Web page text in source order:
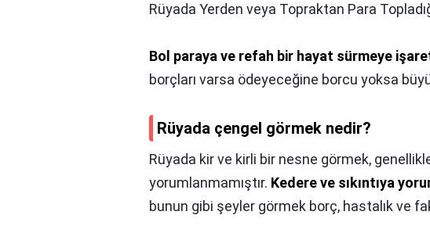
Rüyada Yerden veya Topraktan Para
Bol paraya ve refah bir hayat sürmeye
borçları varsa ödeyeceğine borcu yoksa
Rüyada çengel görmek nedir?
Rüyada kir ve kirli bir nesne görmek,
yorumlanmamıştır. Kedere ve sıkıntıya
bunun gibi şeyler görmek borç, hastalık ve